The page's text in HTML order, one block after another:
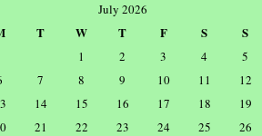
July 2026
T W T F S S
1 2 3 4
5
7 8 9 10 11
12
14 15 16 17 18
19
21 22 23 24 25
26